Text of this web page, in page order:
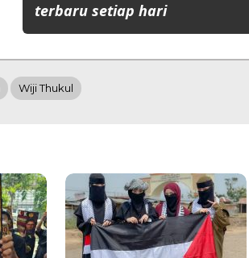
terbaru setiap hari
Wiji Thukul